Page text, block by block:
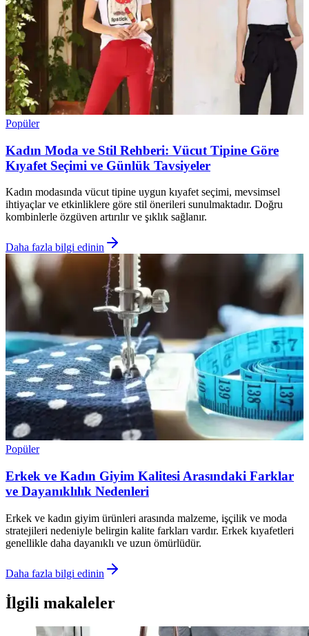
Popüler
Kadın Moda ve Stil Rehberi: Vücut Tipine Göre
Kıyafet Seçimi ve Günlük Tavsiyeler
Kadın modasında vücut tipine uygun kıyafet seçimi, mevsimsel
ihtiyaçlar ve etkinliklere göre stil önerileri sunulmaktadır. Doğru
kombinlerle özgüven artırılır ve şıklık sağlanır.
Daha fazla bilgi edinin
Popüler
Erkek ve Kadın Giyim Kalitesi Arasındaki Farklar
ve Dayanıklılık Nedenleri
Erkek ve kadın giyim ürünleri arasında malzeme, işçilik ve moda
stratejileri nedeniyle belirgin kalite farkları vardır. Erkek kıyafetleri
genellikle daha dayanıklı ve uzun ömürlüdür.
Daha fazla bilgi edinin
İlgili makaleler